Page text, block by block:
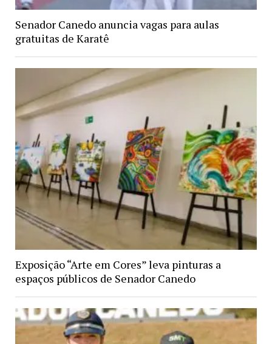
Senador Canedo anuncia vagas para aulas
gratuitas de Karatê
Exposição “Arte em Cores” leva pinturas a
espaços públicos de Senador Canedo